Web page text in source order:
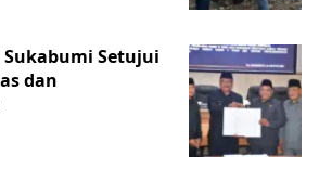
Sukabumi Setujui
dan